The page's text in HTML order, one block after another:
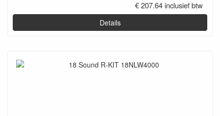
€ 207.64 inclusief btw
Details